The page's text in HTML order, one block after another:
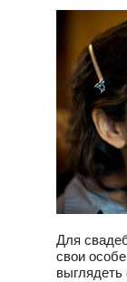
Для
свои
выглядеть